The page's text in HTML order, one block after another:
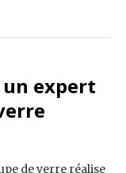
expert
de verre réalise